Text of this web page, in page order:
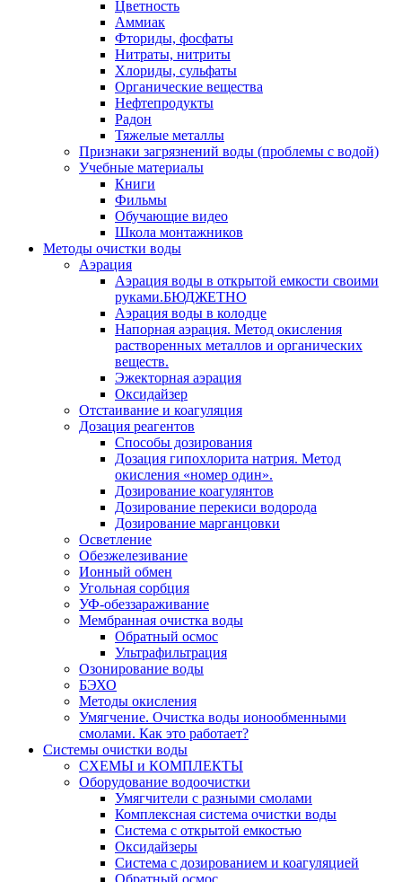
Цветность
Аммиак
Фториды, фосфаты
Нитраты, нитриты
Хлориды, сульфаты
Органические вещества
Нефтепродукты
Радон
Тяжелые металлы
Признаки загрязнений воды (проблемы с водой)
Учебные материалы
Книги
Фильмы
Обучающие видео
Школа монтажников
Методы очистки воды
Аэрация
Аэрация воды в открытой емкости своими
руками.БЮДЖЕТНО
Аэрация воды в колодце
Напорная аэрация. Метод окисления
растворенных металлов и органических
веществ.
Эжекторная аэрация
Оксидайзер
Отстаивание и коагуляция
Дозация реагентов
Способы дозирования
Дозация гипохлорита натрия. Метод
окисления «номер один».
Дозирование коагулянтов
Дозирование перекиси водорода
Дозирование марганцовки
Осветление
Обезжелезивание
Ионный обмен
Угольная сорбция
УФ-обеззараживание
Мембранная очистка воды
Обратный осмос
Ультрафильтрация
Озонирование воды
БЭХО
Методы окисления
Умягчение. Очистка воды ионообменными
смолами. Как это работает?
Системы очистки воды
СХЕМЫ и КОМПЛЕКТЫ
Оборудование водоочистки
Умягчители с разными смолами
Комплексная система очистки воды
Система с открытой емкостью
Оксидайзеры
Система с дозированием и коагуляцией